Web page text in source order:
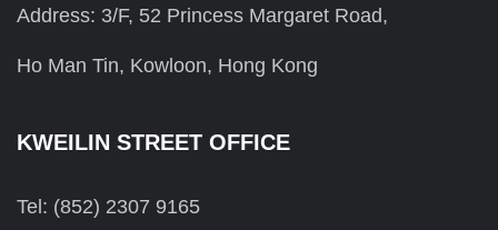
Address: 3/F, 52 Princess Margaret Road,
Ho Man Tin, Kowloon, Hong Kong
KWEILIN STREET OFFICE
Tel: (852) 2307 9165